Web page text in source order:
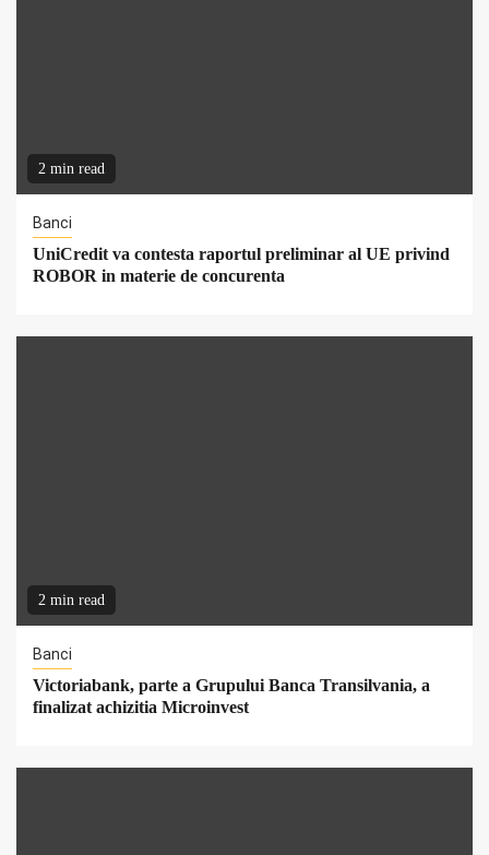
2 min read
Banci
UniCredit va contesta raportul preliminar al UE privind
ROBOR in materie de concurenta
2 min read
Banci
Victoriabank, parte a Grupului Banca Transilvania, a
finalizat achizitia Microinvest